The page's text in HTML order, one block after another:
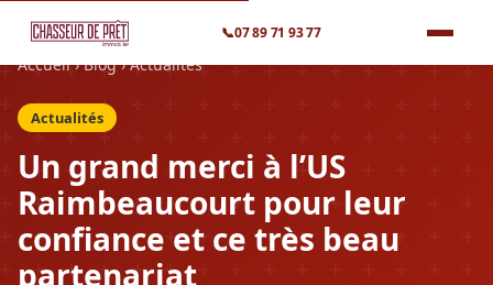
📞07 89 71 93 77
Accueil›Blog›Actualités
Actualités
Un grand merci à l’US
Raimbeaucourt pour leur
confiance et ce très beau
partenariat